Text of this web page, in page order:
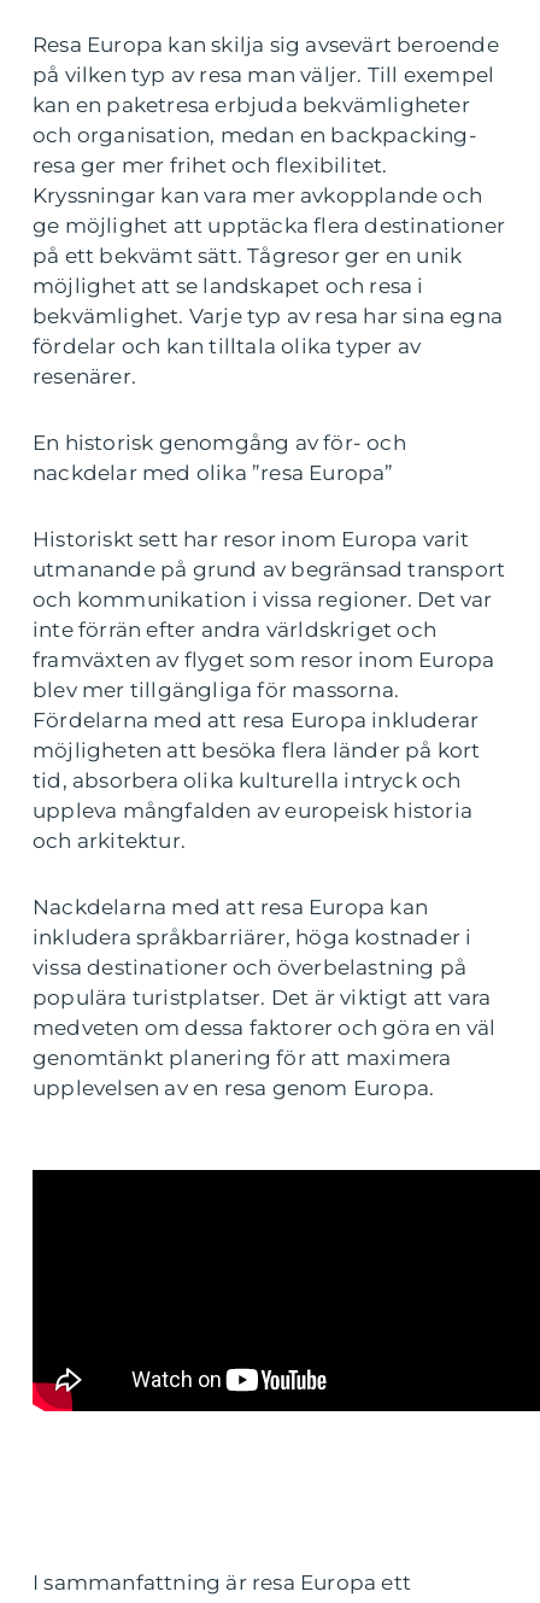
Resa Europa kan skilja sig avsevärt beroende
på vilken typ av resa man väljer. Till exempel
kan en paketresa erbjuda bekvämligheter
och organisation, medan en backpacking-
resa ger mer frihet och flexibilitet.
Kryssningar kan vara mer avkopplande och
ge möjlighet att upptäcka flera destinationer
på ett bekvämt sätt. Tågresor ger en unik
möjlighet att se landskapet och resa i
bekvämlighet. Varje typ av resa har sina egna
fördelar och kan tilltala olika typer av
resenärer.
En historisk genomgång av för- och
nackdelar med olika ”resa Europa”
Historiskt sett har resor inom Europa varit
utmanande på grund av begränsad transport
och kommunikation i vissa regioner. Det var
inte förrän efter andra världskriget och
framväxten av flyget som resor inom Europa
blev mer tillgängliga för massorna.
Fördelarna med att resa Europa inkluderar
möjligheten att besöka flera länder på kort
tid, absorbera olika kulturella intryck och
uppleva mångfalden av europeisk historia
och arkitektur.
Nackdelarna med att resa Europa kan
inkludera språkbarriärer, höga kostnader i
vissa destinationer och överbelastning på
populära turistplatser. Det är viktigt att vara
medveten om dessa faktorer och göra en väl
genomtänkt planering för att maximera
upplevelsen av en resa genom Europa.
I sammanfattning är resa Europa ett